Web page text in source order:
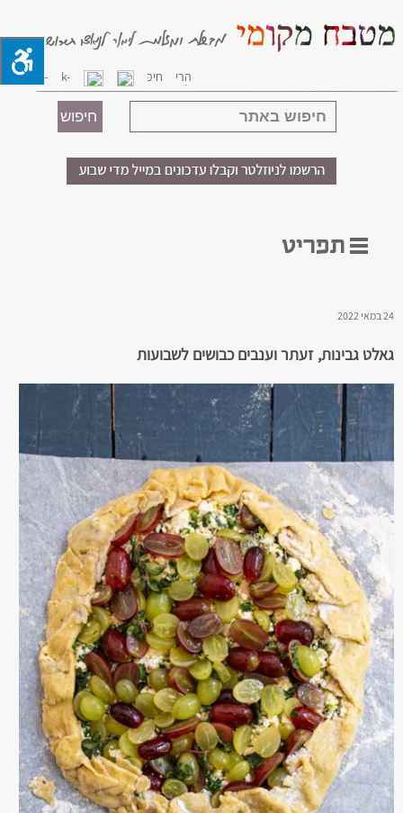
24 במאי 2022
גאלט גבינות, זעתר וענבים כבושים לשבועות